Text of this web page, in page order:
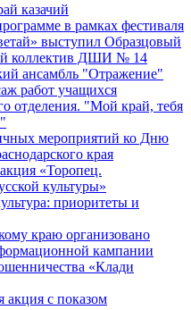
казачий
в рамках фестиваля
выступил Образцовый
коллектив ДШИ № 14
ансамбль "Отражение"
работ учащихся
отделения. "Мой край, тебя
мероприятий ко Дню
края
«Торопец.
культуры»
приоритеты и
краю организовано
кампании
«Клади
акция с показом